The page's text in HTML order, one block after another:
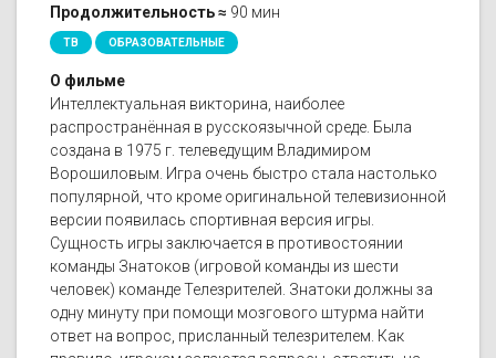
Продолжительность ≈ 90 мин
ТВ ОБРАЗОВАТЕЛЬНЫЕ
О фильме
Интеллектуальная викторина, наиболее
распространённая в русскоязычной среде. Была
создана в 1975 г. телеведущим Владимиром
Ворошиловым. Игра очень быстро стала настолько
популярной, что кроме оригинальной телевизионной
версии появилась спортивная версия игры.
Сущность игры заключается в противостоянии
команды Знатоков (игровой команды из шести
человек) команде Телезрителей. Знатоки должны за
одну минуту при помощи мозгового штурма найти
ответ на вопрос, присланный телезрителем. Как